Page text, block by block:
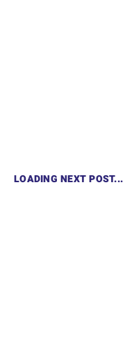
LOADING NEXT POST...